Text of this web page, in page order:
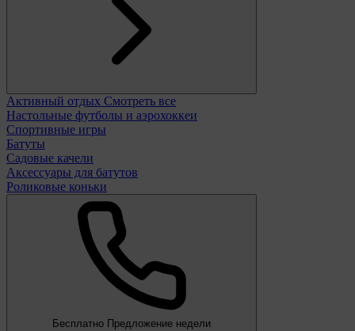
Активный отдых Смотреть все
Настольные футболы и аэрохоккеи
Спортивные игры
Батуты
Садовые качели
Аксессуары для батутов
Роликовые коньки
Бесплатно Предложение недели